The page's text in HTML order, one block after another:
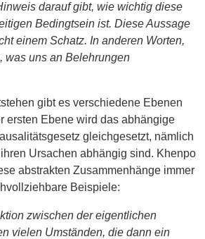
darauf gibt, wie wichtig diese
Bedingtsein ist. Diese Aussage
einem Schatz. In anderen Worten,
was uns an Belehrungen
gibt es verschiedene Ebenen
ersten Ebene wird das abhängige
gleichgesetzt, nämlich
Ursachen abhängig sind. Khenpo
abstrakten Zusammenhänge immer
Beispiele:
zwischen der eigentlichen
vielen Umständen, die dann ein